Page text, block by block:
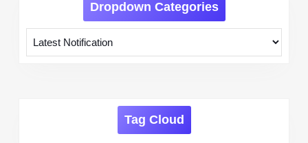
Dropdown Categories
Tag Cloud